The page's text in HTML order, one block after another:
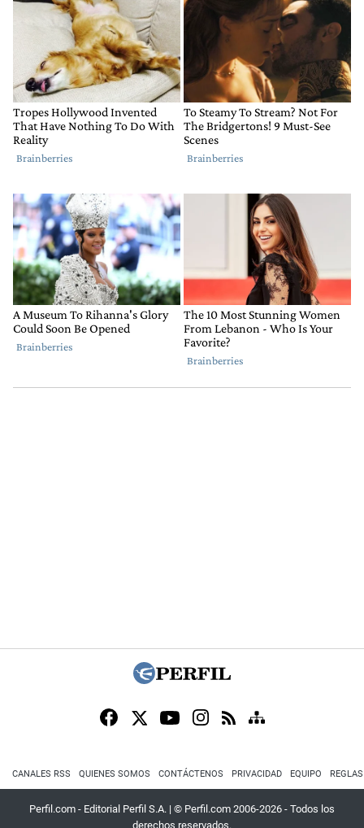
CANALES RSS QUIENES SOMOS CONTÁCTENOS PRIVACIDAD EQUIPO
Perfil.com - Editorial Perfil S.A. | © Perfil.com 2006-2026 - Todos los
derechos reservados.